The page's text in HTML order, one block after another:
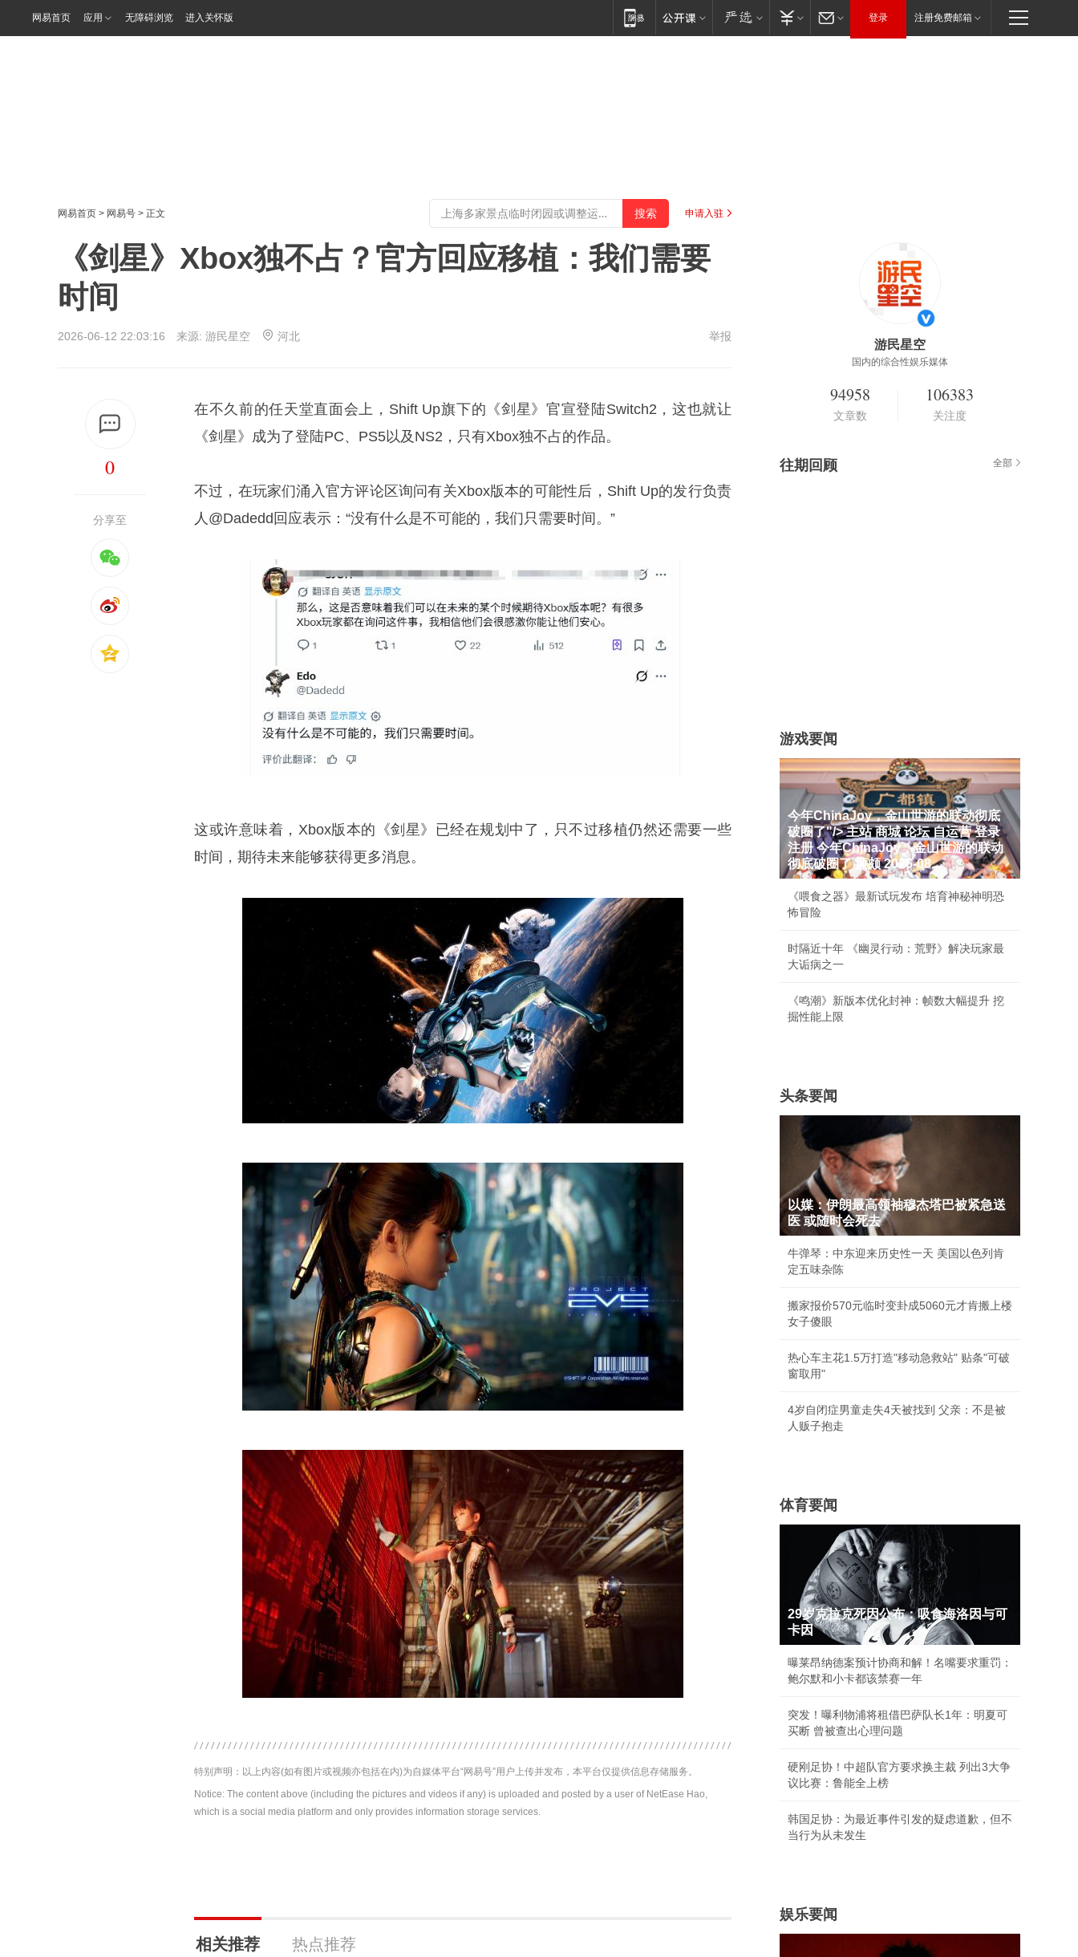
网易首页 应用 无障碍浏览 进入关怀版 登录 注册免费邮箱
网易首页 > 网易号 > 正文 申请入驻
《剑星》Xbox独不占？官方回应移植：我们需要
时间
2026-06-12 22:03:16 来源: 游民星空 河北 举报
0
分享至
在不久前的任天堂直面会上，Shift Up旗下的《剑星》官宣登陆Switch2，这也就让
《剑星》成为了登陆PC、PS5以及NS2，只有Xbox独不占的作品。
不过，在玩家们涌入官方评论区询问有关Xbox版本的可能性后，Shift Up的发行负责
人@Dadedd回应表示：“没有什么是不可能的，我们只需要时间。”
这或许意味着，Xbox版本的《剑星》已经在规划中了，只不过移植仍然还需要一些
时间，期待未来能够获得更多消息。
特别声明：以上内容(如有图片或视频亦包括在内)为自媒体平台“网易号”用户上传并发布，本平台仅提供信息存储服务。
Notice: The content above (including the pictures and videos if any) is uploaded and posted by a user of NetEase Hao,
which is a social media platform and only provides information storage services.
相关推荐 热点推荐
游民星空
国内的综合性娱乐媒体
94958
文章数
106383
关注度
往期回顾 全部
游戏要闻
今年ChinaJoy，金山世游的联动彻底
破圈了"/> 主站 商城 论坛 自运营 登录
注册 今年ChinaJoy，金山世游的联动
彻底破圈了 廉颇 2026-08...
《喂食之器》最新试玩发布 培育神秘神明恐
怖冒险
时隔近十年 《幽灵行动：荒野》解决玩家最
大诟病之一
《鸣潮》新版本优化封神：帧数大幅提升 挖
掘性能上限
头条要闻
以媒：伊朗最高领袖穆杰塔巴被紧急送
医 或随时会死去
牛弹琴：中东迎来历史性一天 美国以色列肯
定五味杂陈
搬家报价570元临时变卦成5060元才肯搬上楼
女子傻眼
热心车主花1.5万打造"移动急救站" 贴条"可破
窗取用"
4岁自闭症男童走失4天被找到 父亲：不是被
人贩子抱走
体育要闻
29岁克拉克死因公布：吸食海洛因与可
卡因
曝莱昂纳德案预计协商和解！名嘴要求重罚：
鲍尔默和小卡都该禁赛一年
突发！曝利物浦将租借巴萨队长1年：明夏可
买断 曾被查出心理问题
硬刚足协！中超队官方要求换主裁 列出3大争
议比赛：鲁能全上榜
韩国足协：为最近事件引发的疑虑道歉，但不
当行为从未发生
娱乐要闻